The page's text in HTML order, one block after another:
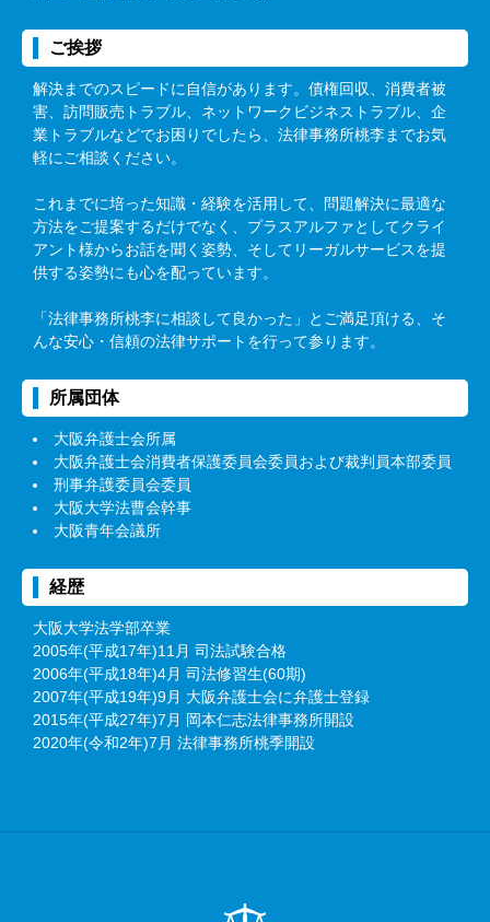
ご挨拶
解決までのスピードに自信があります。債権回収、消費者被
害、訪問販売トラブル、ネットワークビジネストラブル、企
業トラブルなどでお困りでしたら、法律事務所桃李までお気
軽にご相談ください。
これまでに培った知識・経験を活用して、問題解決に最適な
方法をご提案するだけでなく、プラスアルファとしてクライ
アント様からお話を聞く姿勢、そしてリーガルサービスを提
供する姿勢にも心を配っています。
「法律事務所桃李に相談して良かった」とご満足頂ける、そ
んな安心・信頼の法律サポートを行って参ります。
所属団体
大阪弁護士会所属
大阪弁護士会消費者保護委員会委員および裁判員本部委員
刑事弁護委員会委員
大阪大学法曹会幹事
大阪青年会議所
経歴
大阪大学法学部卒業
2005年(平成17年)11月 司法試験合格
2006年(平成18年)4月 司法修習生(60期)
2007年(平成19年)9月 大阪弁護士会に弁護士登録
2015年(平成27年)7月 岡本仁志法律事務所開設
2020年(令和2年)7月 法律事務所桃季開設